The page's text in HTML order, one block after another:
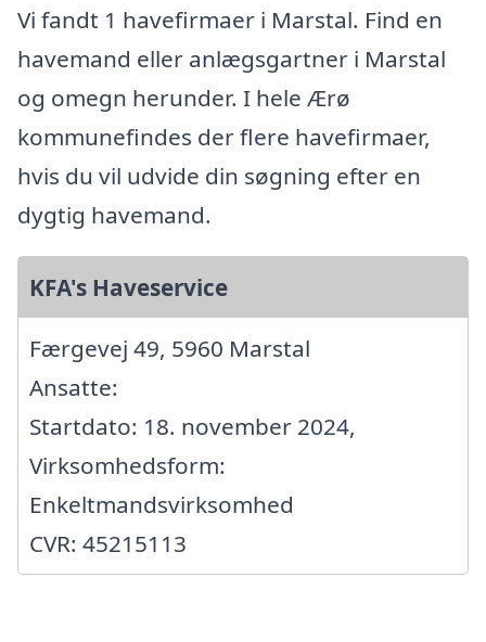
Vi fandt 1 havefirmaer i Marstal. Find en
havemand eller anlægsgartner i Marstal
og omegn herunder. I hele Ærø
kommunefindes der flere havefirmaer,
hvis du vil udvide din søgning efter en
dygtig havemand.
KFA's Haveservice
Færgevej 49, 5960 Marstal
Ansatte:
Startdato: 18. november 2024,
Virksomhedsform:
Enkeltmandsvirksomhed
CVR: 45215113